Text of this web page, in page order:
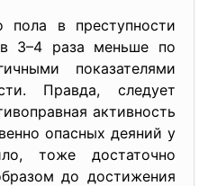
в преступности
в 3–4 раза меньше по
показателями
Правда, следует
активность
опасных деяний у
тоже достаточно
до достижения